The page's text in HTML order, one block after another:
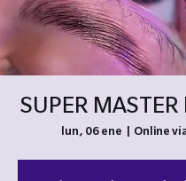
SUPER
lun, 06 ene Online